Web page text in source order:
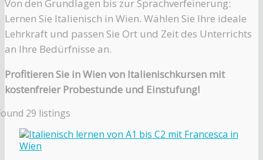
Von den Grundlagen bis zur Sprachverfeinerung:
Lernen Sie Italienisch in Wien. Wählen Sie Ihre ideale
Lehrkraft und passen Sie Ort und Zeit des Unterrichts
an Ihre Bedürfnisse an.
Profitieren Sie in Wien von Italienischkursen mit
kostenfreier Probestunde und Einstufung!
29 listings